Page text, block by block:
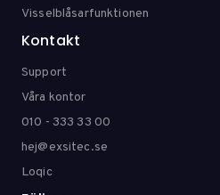
Visselblåsarfunktionen
Kontakt
Support
Våra kontor
010 - 333 33 00
hej@exsitec.se
Loqic